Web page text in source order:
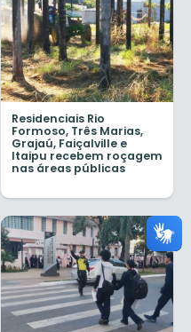
Residenciais Rio
Formoso, Três Marias,
Grajaú, Faiçalville e
Itaipu recebem roçagem
nas áreas públicas